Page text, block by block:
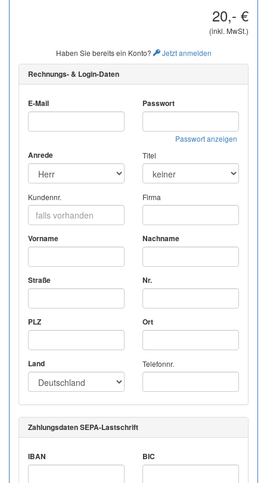
20,- €
(inkl. MwSt.)
Haben Sie bereits ein Konto? Jetzt anmelden
Rechnungs- & Login-Daten
E-Mail Passwort
Passwort anzeigen
Anrede Titel
Kundennr. Firma
Vorname Nachname
Straße Nr.
PLZ Ort
Land Telefonnr.
Zahlungsdaten SEPA-Lastschrift
IBAN BIC